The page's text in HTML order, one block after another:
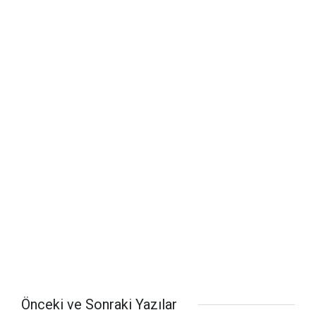
Önceki ve Sonraki Yazılar